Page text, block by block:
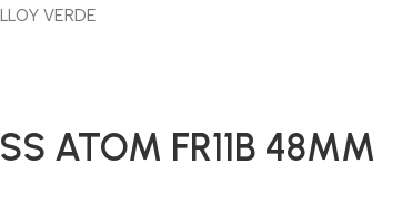
VERDE
ATOM FR11B 48MM